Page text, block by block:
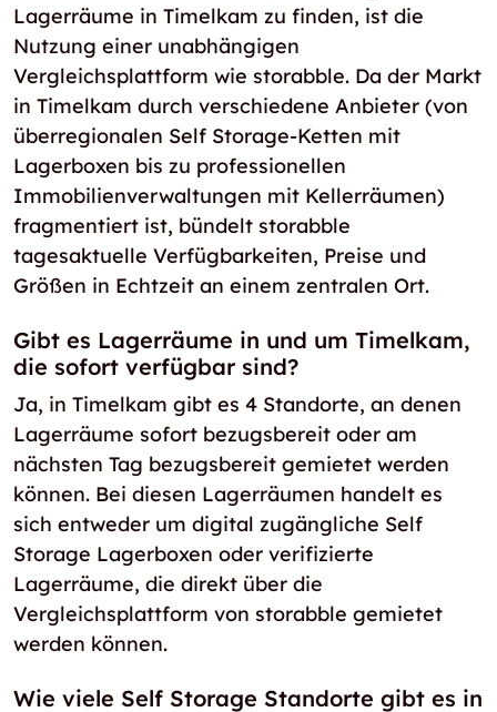
Lagerräume in Timelkam zu finden, ist die
Nutzung einer unabhängigen
Vergleichsplattform wie storabble. Da der Markt
in Timelkam durch verschiedene Anbieter (von
überregionalen Self Storage-Ketten mit
Lagerboxen bis zu professionellen
Immobilienverwaltungen mit Kellerräumen)
fragmentiert ist, bündelt storabble
tagesaktuelle Verfügbarkeiten, Preise und
Größen in Echtzeit an einem zentralen Ort.
Gibt es Lagerräume in und um Timelkam,
die sofort verfügbar sind?
Ja, in Timelkam gibt es 4 Standorte, an denen
Lagerräume sofort bezugsbereit oder am
nächsten Tag bezugsbereit gemietet werden
können. Bei diesen Lagerräumen handelt es
sich entweder um digital zugängliche Self
Storage Lagerboxen oder verifizierte
Lagerräume, die direkt über die
Vergleichsplattform von storabble gemietet
werden können.
Wie viele Self Storage Standorte gibt es in